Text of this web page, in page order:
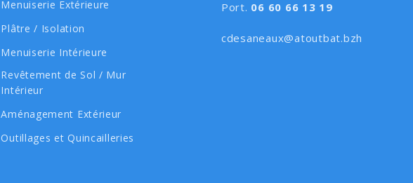
Menuiserie Extérieure
Plâtre / Isolation
Menuiserie Intérieure
Revêtement de Sol / Mur
Intérieur
Aménagement Extérieur
Outillages et Quincailleries
Port. 06 60 66 13 19
cdesaneaux@atoutbat.bzh